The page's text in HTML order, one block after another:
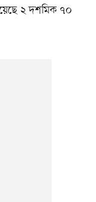
২ দশমিক ৭০